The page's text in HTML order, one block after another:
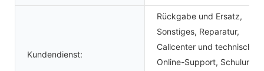
Kundendienst:
Rückgabe und Ersatz,
Sonstiges, Reparatur,
Callcenter und technischer
Online-Support, Schulung